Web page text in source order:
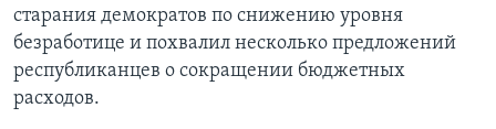
старания демократов по снижению уровня
безработице и похвалил несколько предложений
республиканцев о сокращении бюджетных
расходов.